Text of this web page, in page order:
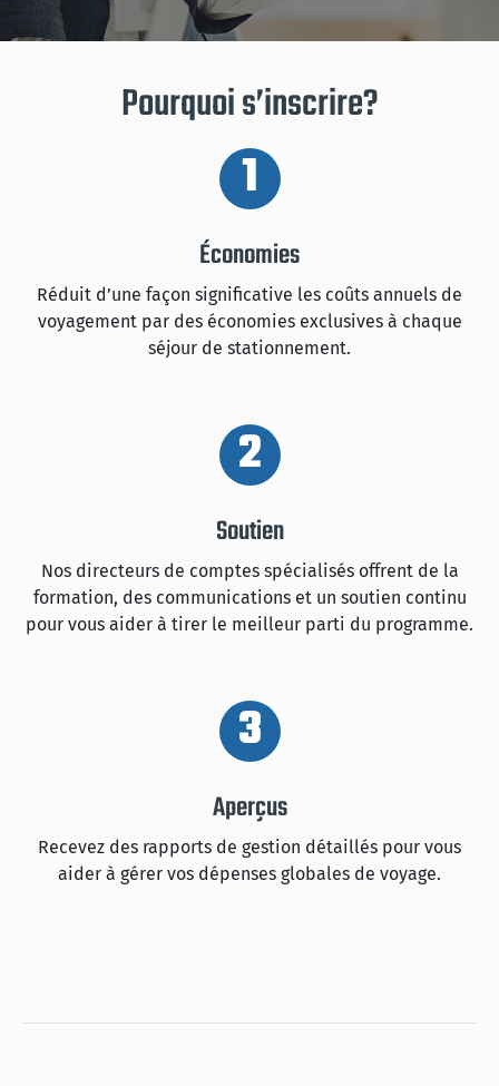
Pourquoi s’inscrire?
1
Économies
Réduit d’une façon significative les coûts annuels de
voyagement par des économies exclusives à chaque
séjour de stationnement.
2
Soutien
Nos directeurs de comptes spécialisés offrent de la
formation, des communications et un soutien continu
pour vous aider à tirer le meilleur parti du programme.
3
Aperçus
Recevez des rapports de gestion détaillés pour vous
aider à gérer vos dépenses globales de voyage.